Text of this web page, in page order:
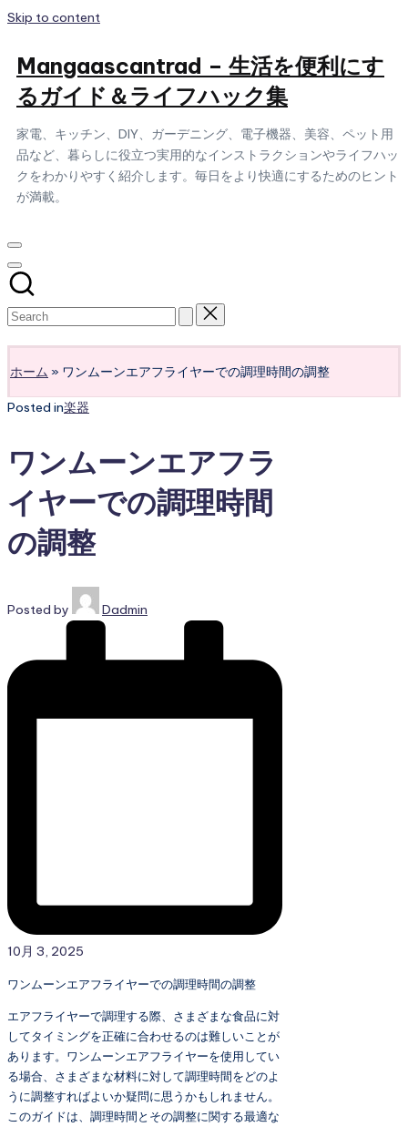
Skip to content
Mangaascantrad – 生活を便利にす
るガイド＆ライフハック集
家電、キッチン、DIY、ガーデニング、電子機器、美容、ペット用
品など、暮らしに役立つ実用的なインストラクションやライフハッ
クをわかりやすく紹介します。毎日をより快適にするためのヒント
が満載。
ホーム » ワンムーンエアフライヤーでの調理時間の調整
Posted in楽器
ワンムーンエアフラ
イヤーでの調理時間
の調整
Posted by Dadmin
10月 3, 2025
ワンムーンエアフライヤーでの調理時間の調整
エアフライヤーで調理する際、さまざまな食品に対
してタイミングを正確に合わせるのは難しいことが
あります。ワンムーンエアフライヤーを使用してい
る場合、さまざまな材料に対して調理時間をどのよ
うに調整すればよいか疑問に思うかもしれません。
このガイドは、調理時間とその調整に関する最適な